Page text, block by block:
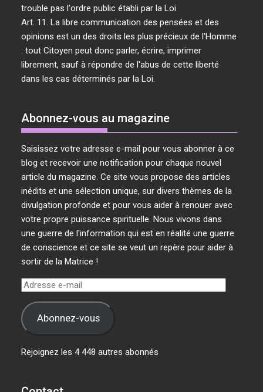
trouble pas l'ordre public établi par la Loi.
Art. 11. La libre communication des pensées et des
opinions est un des droits les plus précieux de l'Homme
: tout Citoyen peut donc parler, écrire, imprimer
librement, sauf à répondre de l'abus de cette liberté
dans les cas déterminés par la Loi.
Abonnez-vous au magazine
Saisissez votre adresse e-mail pour vous abonner à ce
blog et recevoir une notification pour chaque nouvel
article du magazine. Ce site vous propose des articles
inédits et une sélection unique, sur divers thèmes de la
divulgation profonde et pour vous aider à renouer avec
votre propre puissance spirituelle. Nous vivons dans
une guerre de l'information qui est en réalité une guerre
de conscience et ce site se veut un repère pour aider à
sortir de la Matrice !
Adresse
mail Abonnez-vous
Rejoignez les 4 448 autres abonnés